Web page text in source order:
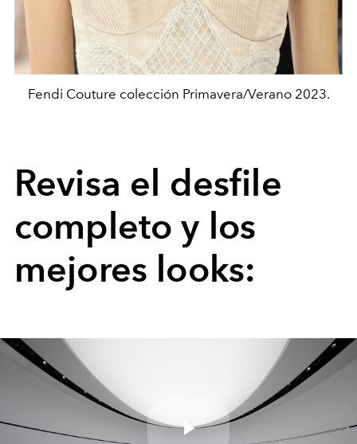
Fendi Couture colección Primavera/Verano 2023.
Revisa el desfile
completo y los
mejores looks: